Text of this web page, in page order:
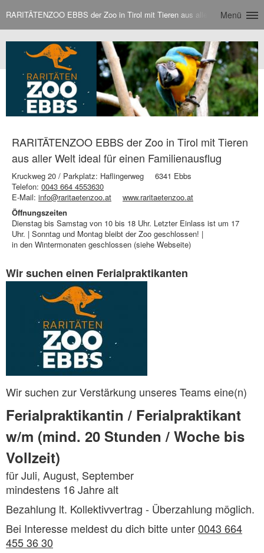
RARITÄTENZOO EBBS der Zoo in Tirol mit Tieren aus aller Welt ideal für
Menü
RARITÄTENZOO EBBS der Zoo in Tirol mit Tieren
aus aller Welt ideal für einen Familienausflug
Kruckweg 20 / Parkplatz: Haflingerweg
6341 Ebbs
Telefon: 0043 664 4553630
E-Mail: info@raritaetenzoo.at
www.raritaetenzoo.at
Öffnungszeiten
Dienstag bis Samstag von 10 bis 18 Uhr. Letzter Einlass ist um 17
Uhr. | Sonntag und Montag bleibt der Zoo geschlossen! |
in den Wintermonaten geschlossen (siehe Webseite)
Wir suchen einen Ferialpraktikanten
Wir suchen zur Verstärkung unseres Teams eine(n)
Ferialpraktikantin / Ferialpraktikant
w/m (mind. 20 Stunden / Woche bis
Vollzeit)
für Juli, August, September
mindestens 16 Jahre alt
Bezahlung lt. Kollektivvertrag - Überzahlung möglich.
Bei Interesse meldest du dich bitte unter0043 664
455 36 30